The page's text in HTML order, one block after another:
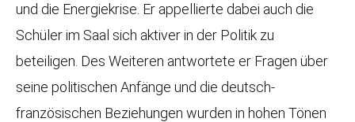
und die Energiekrise. Er appellierte dabei auch die
Schüler im Saal sich aktiver in der Politik zu
beteiligen. Des Weiteren antwortete er Fragen über
seine politischen Anfänge und die deutsch-
französischen Beziehungen wurden in hohen Tönen